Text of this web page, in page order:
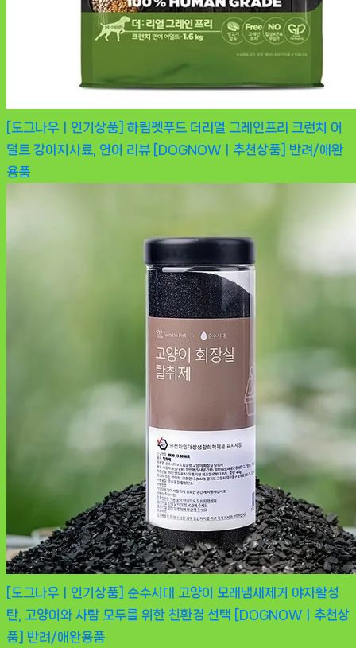
[도그나우ㅣ인기상품] 하림펫푸드 더리얼 그레인프리 크런치 어
덜트 강아지사료, 연어 리뷰 [DOGNOWㅣ추천상품] 반려/애완
용품
[도그나우ㅣ인기상품] 순수시대 고양이 모래냄새제거 야자활성
탄, 고양이와 사람 모두를 위한 친환경 선택 [DOGNOWㅣ추천상
품] 반려/애완용품